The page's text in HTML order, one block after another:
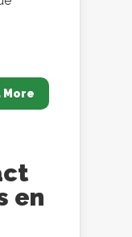
More
en